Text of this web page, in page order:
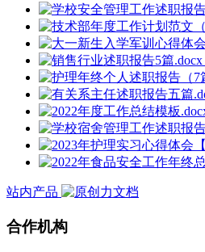
站内产品
合作机构